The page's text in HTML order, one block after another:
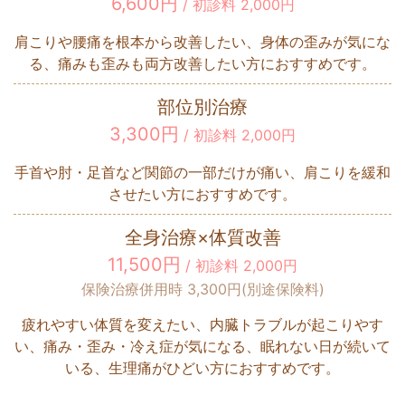
/ 初診料 2,000円
肩こりや腰痛を根本から改善したい、身体の歪みが気にな
る、痛みも歪みも両方改善したい方におすすめです。
部位別治療
3,300円 / 初診料 2,000円
手首や肘・足首など関節の一部だけが痛い、肩こりを緩和
させたい方におすすめです。
全身治療×体質改善
11,500円 / 初診料 2,000円
保険治療併用時 3,300円(別途保険料)
疲れやすい体質を変えたい、内臓トラブルが起こりやす
い、痛み・歪み・冷え症が気になる、眠れない日が続いて
いる、生理痛がひどい方におすすめです。